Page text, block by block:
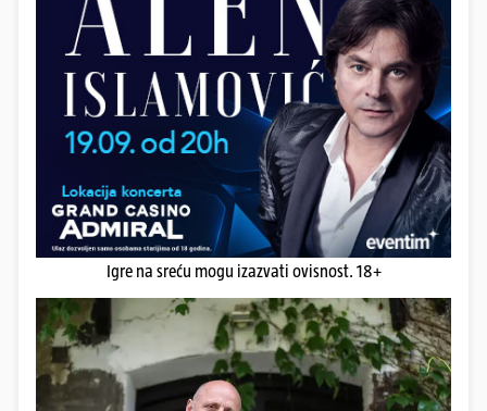
Igre na sreću mogu izazvati ovisnost. 18+